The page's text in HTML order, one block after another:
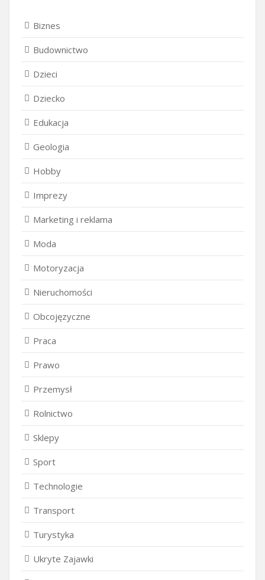
Biznes
Budownictwo
Dzieci
Dziecko
Edukacja
Geologia
Hobby
Imprezy
Marketing i reklama
Moda
Motoryzacja
Nieruchomości
Obcojęzyczne
Praca
Prawo
Przemysł
Rolnictwo
Sklepy
Sport
Technologie
Transport
Turystyka
Ukryte Zajawki